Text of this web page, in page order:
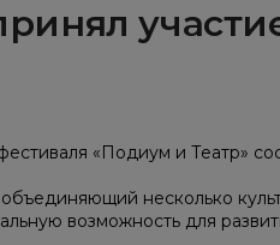
«Подиум и Театр»
несколько
возможность для